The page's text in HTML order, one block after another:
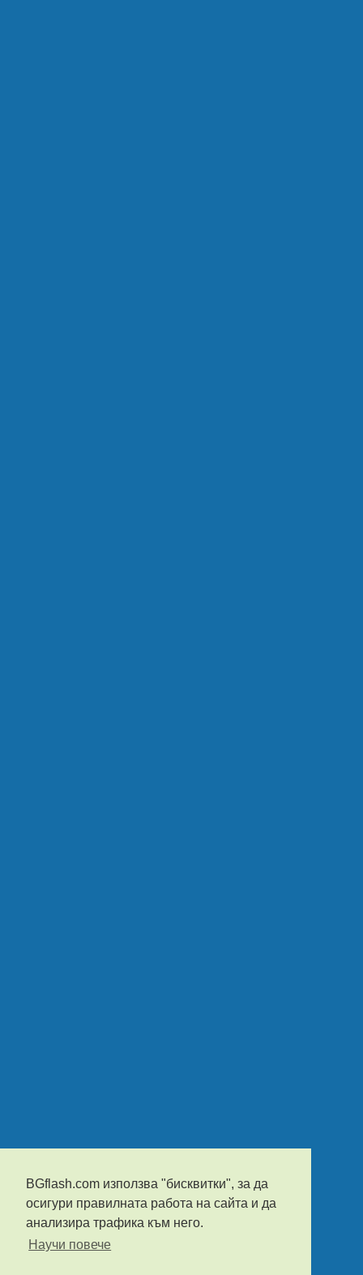
BGflash.com използва "бисквитки", за да
осигури правилната работа на сайта и да
анализира трафика към него.
Научи повече